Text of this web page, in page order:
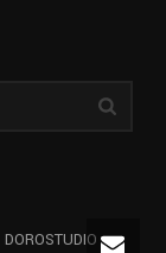
DOROSTUDIO